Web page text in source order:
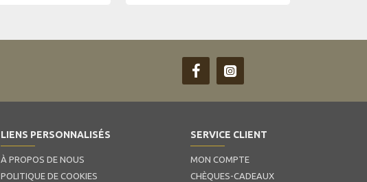
LIENS PERSONNALISÉS
À PROPOS DE NOUS
POLITIQUE DE COOKIES
SERVICE CLIENT
MON COMPTE
CHÈQUES-CADEAUX